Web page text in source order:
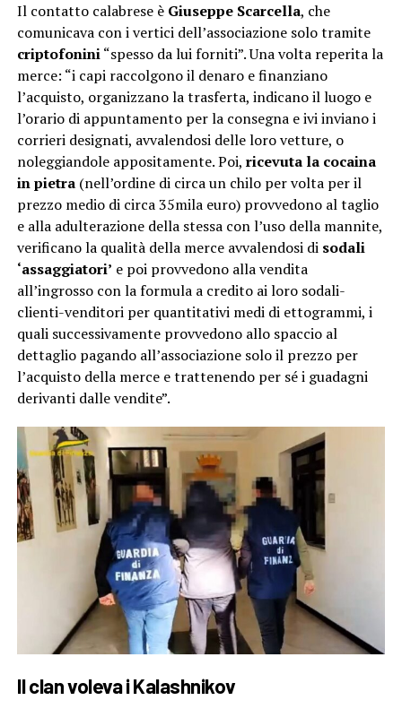
Il contatto calabrese è Giuseppe Scarcella, che
comunicava con i vertici dell’associazione solo tramite
criptofonini“spesso da lui forniti”. Una volta reperita la
merce: “i capi raccolgono il denaro e finanziano
l’acquisto, organizzano la trasferta, indicano il luogo e
l’orario di appuntamento per la consegna e ivi inviano i
corrieri designati, avvalendosi delle loro vetture, o
noleggiandole appositamente. Poi, ricevuta la cocaina
in pietra(nell’ordine di circa un chilo per volta per il
prezzo medio di circa 35mila euro) provvedono al taglio
e alla adulterazione della stessa con l’uso della mannite,
verificano la qualità della merce avvalendosi di sodali
‘assaggiatori’ e poi provvedono alla vendita
all’ingrosso con la formula a credito ai loro sodali-
clienti-venditori per quantitativi medi di ettogrammi, i
quali successivamente provvedono allo spaccio al
dettaglio pagando all’associazione solo il prezzo per
l’acquisto della merce e trattenendo per sé i guadagni
derivanti dalle vendite”.
Il clan voleva i Kalashnikov